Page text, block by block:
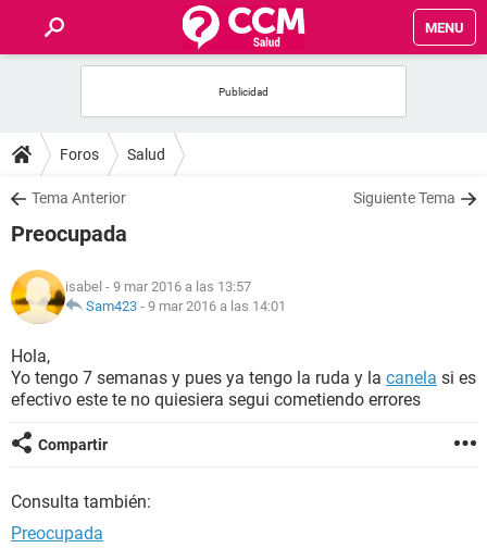
MENU
FOROS
SALUD
NUTRICIÓN
BIENESTAR
Foros Salud
Tema Anterior Siguiente Tema
Preocupada
isabel - 9 mar 2016 a las 13:57
Sam423 - 9 mar 2016 a las 14:01
Hola,
Yo tengo 7 semanas y pues ya tengo la ruda y la canela si es
efectivo este te no quiesiera segui cometiendo errores
Compartir
Consulta también:
Preocupada